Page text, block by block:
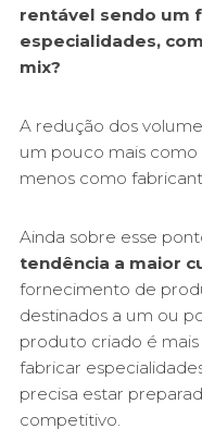
rentável sendo um
especialidades,
mix?
A redução dos
um pouco mais como
menos como
Ainda sobre esse
tendência a maior
fornecimento de
destinados a um ou
produto criado é
fabricar
precisa estar
competitivo.